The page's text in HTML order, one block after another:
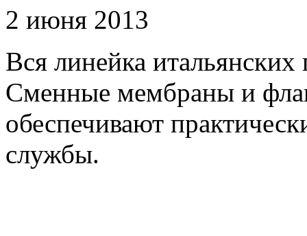
2 июня 2013
Вся линейка
Сменные мембраны и
обеспечивают
службы.